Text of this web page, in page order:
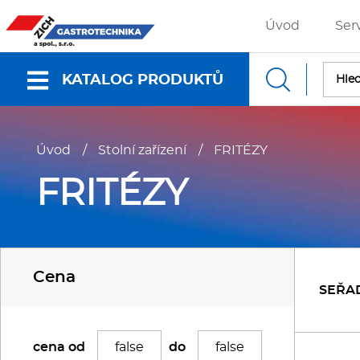
Úvod
KATALOG PRODUKTŮ
Nabídky a katalogy
Gastronádoby
Úvod / Stolní zařízení / FRITÉZY
FRITÉZY
Cena
cena od do